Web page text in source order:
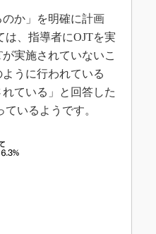
か」を明確に計画
は、指導者にOJTを実
実施されていないこ
うに行われている
ている」と回答した
いるようです。